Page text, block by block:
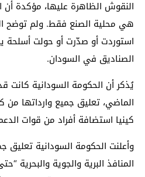
النقوش الظاهرة عليها، مؤكدة أن
هي محلية الصنع فقط. ولم توضح
استوردت أو صدّرت أو حولت أسلحة
الصناديق في السودان.
الماضي، تعليق جميع وارداتها من
كينيا استضافة أفراد من قوات
وأعلنت الحكومة السودانية تعليق
المنافذ البرية والجوية والبحرية